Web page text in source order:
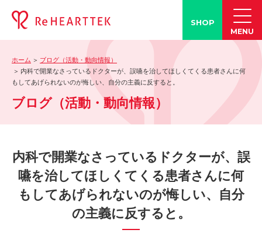
製品情報
-「FACE LINE BOTTLE」
活動情報
-ブログ
-学会発表情報
-お客様の声
-メディア紹介事例
誤嚥・誤嚥性肺炎の知識
SHOP
MENU
ホーム
ブログ（活動・動向情報）
内科で開業なさっているドクターが、誤嚥を治してほしくてくる患者さんに何
もしてあげられないのが悔しい、自分の主義に反すると。
ブログ（活動・動向情報）
内科で開業なさっているドクターが、誤
嚥を治してほしくてくる患者さんに何
もしてあげられないのが悔しい、自分
の主義に反すると。